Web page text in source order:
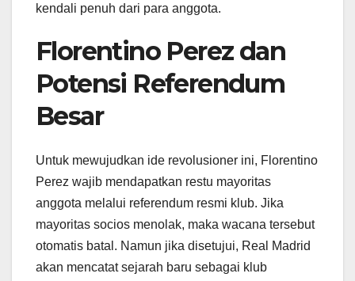
kendali penuh dari para anggota.
Florentino Perez dan
Potensi Referendum
Besar
Untuk mewujudkan ide revolusioner ini, Florentino
Perez wajib mendapatkan restu mayoritas
anggota melalui referendum resmi klub. Jika
mayoritas socios menolak, maka wacana tersebut
otomatis batal. Namun jika disetujui, Real Madrid
akan mencatat sejarah baru sebagai klub